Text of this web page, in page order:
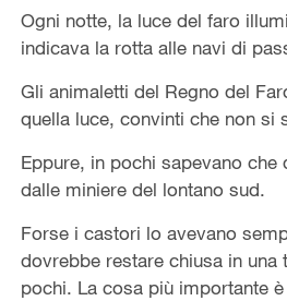
Video
Ogni notte, la luce del faro
indicava la rotta alle navi di
Gli animaletti del Regno del
quella luce, convinti che non si
Eppure, in pochi sapevano che
dalle miniere del lontano sud.
Forse i castori lo avevano
dovrebbe restare chiusa in una
pochi. La cosa più importante